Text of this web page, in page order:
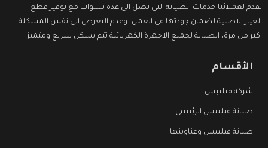
نقدم لعملائنا خدمات الصيانة التى تصل الى عدة سنوات مع توفير قطع
الغيار الاصلية لضمان جودتها فى العمل، وعدم التعرض الى نفس المشكلة
اكثر من مرة، الصيانة لجميع الاجهزة الكهربائية تتم بشكل سريع ومتميز.
الأقسام
شركة فيليبس
صيانة فيليبس الرئيسي
صيانة فيليبس وعناوينها